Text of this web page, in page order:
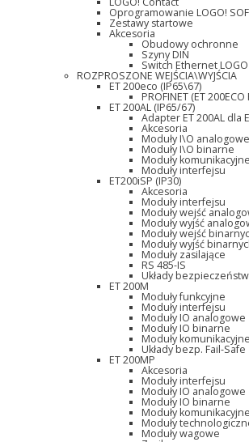
Oprogramowanie LOGO!
Zestawy startowe
Akcesoria
Obudowy ochronne
Szyny DIN
Switch Ethernet LOGO
ROZPROSZONE WEJŚCIA\WYJŚCIA
ET 200eco (IP65\67)
PROFINET (ET 200ECO
ET 200AL (IP65/67)
Adapter ET 200AL dla
Akcesoria
Moduły I\O analogowe
Moduły I\O binarne
Moduły komunikacyjne
Moduły interfejsu
ET200iSP (IP30)
Akcesoria
Moduły interfejsu
Moduły wejść
Moduły wyjść
Moduły wejść
Moduły wyjść
Moduły zasilające
RS 485-IS
Układy
ET 200M
Moduły funkcyjne
Moduły interfejsu
Moduły IO analogowe
Moduły IO binarne
Moduły komunikacyjne
Układy bezp. Fail-Safe
ET 200MP
Akcesoria
Moduły interfejsu
Moduły IO analogowe
Moduły IO binarne
Moduły komunikacyjne
Moduły
Moduły wagowe